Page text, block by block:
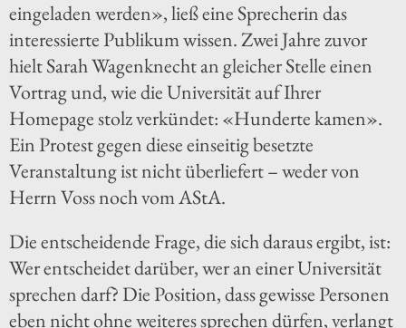
eingeladen werden», ließ eine Sprecherin das
interessierte Publikum wissen. Zwei Jahre zuvor
hielt Sarah Wagenknecht an gleicher Stelle einen
Vortrag und, wie die Universität auf Ihrer
Homepage stolz verkündet: «Hunderte kamen».
Ein Protest gegen diese einseitig besetzte
Veranstaltung ist nicht überliefert – weder von
Herrn Voss noch vom AStA.
Die entscheidende Frage, die sich daraus ergibt, ist:
Wer entscheidet darüber, wer an einer Universität
sprechen darf? Die Position, dass gewisse Personen
eben nicht ohne weiteres sprechen dürfen, verlangt